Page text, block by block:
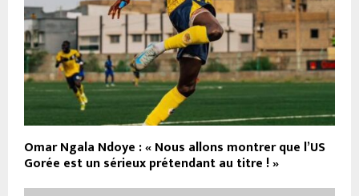
Omar Ngala Ndoye : « Nous allons montrer que l’US
Gorée est un sérieux prétendant au titre ! »